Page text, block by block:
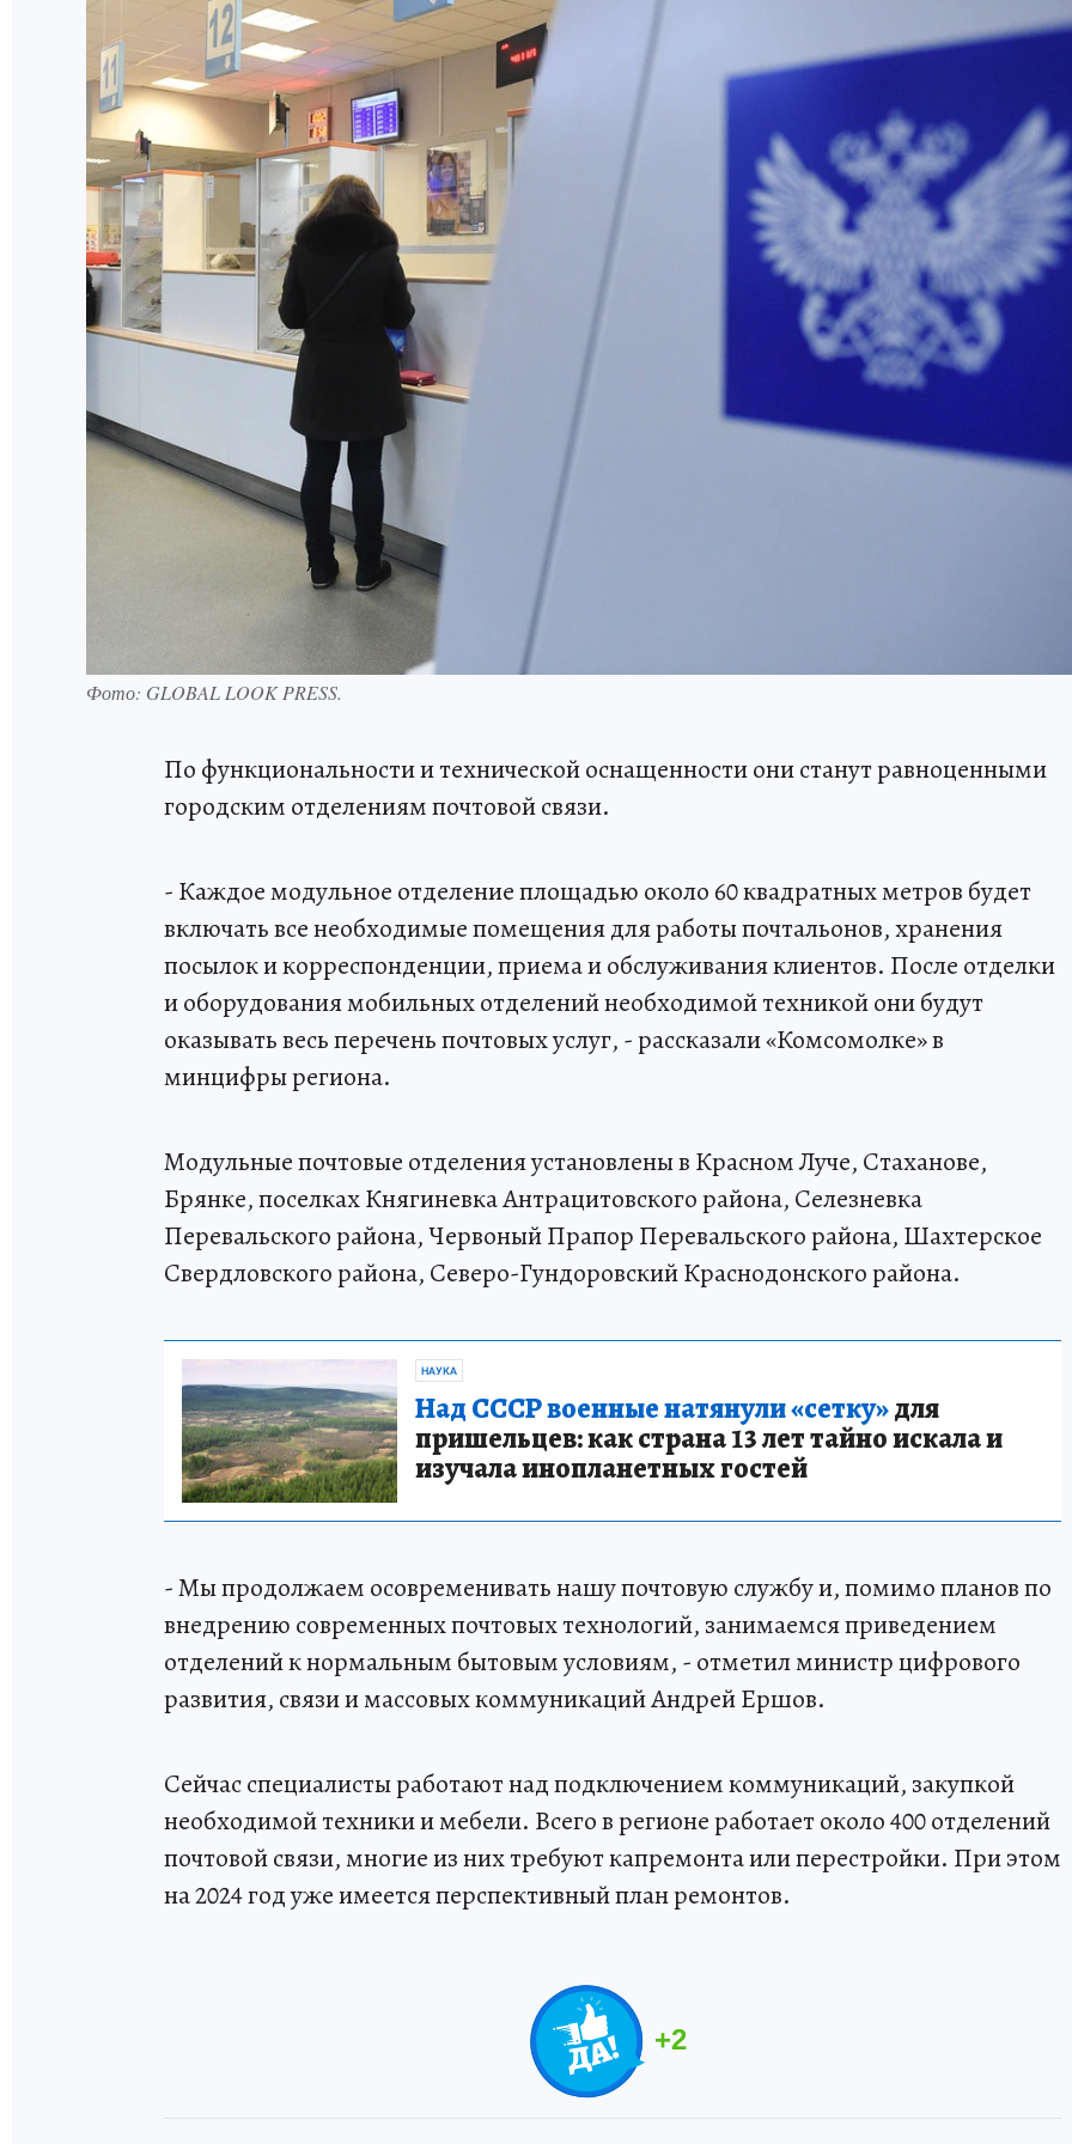
Фото: GLOBAL LOOK PRESS.
По функциональности и технической оснащенности они станут равноценными
городским отделениям почтовой связи.
- Каждое модульное отделение площадью около 60 квадратных метров будет
включать все необходимые помещения для работы почтальонов, хранения
посылок и корреспонденции, приема и обслуживания клиентов. После отделки
и оборудования мобильных отделений необходимой техникой они будут
оказывать весь перечень почтовых услуг, - рассказали «Комсомолке» в
минцифры региона.
Модульные почтовые отделения установлены в Красном Луче, Стаханове,
Брянке, поселках Княгиневка Антрацитовского района, Селезневка
Перевальского района, Червоный Прапор Перевальского района, Шахтерское
Свердловского района, Северо-Гундоровский Краснодонского района.
НАУКА
Над СССР военные натянули «сетку»для
пришельцев: как страна 13 лет тайно искала и
изучала инопланетных гостей
- Мы продолжаем осовременивать нашу почтовую службу и, помимо планов по
внедрению современных почтовых технологий, занимаемся приведением
отделений к нормальным бытовым условиям, - отметил министр цифрового
развития, связи и массовых коммуникаций Андрей Ершов.
Сейчас специалисты работают над подключением коммуникаций, закупкой
необходимой техники и мебели. Всего в регионе работает около 400 отделений
почтовой связи, многие из них требуют капремонта или перестройки. При этом
на 2024 год уже имеется перспективный план ремонтов.
+2